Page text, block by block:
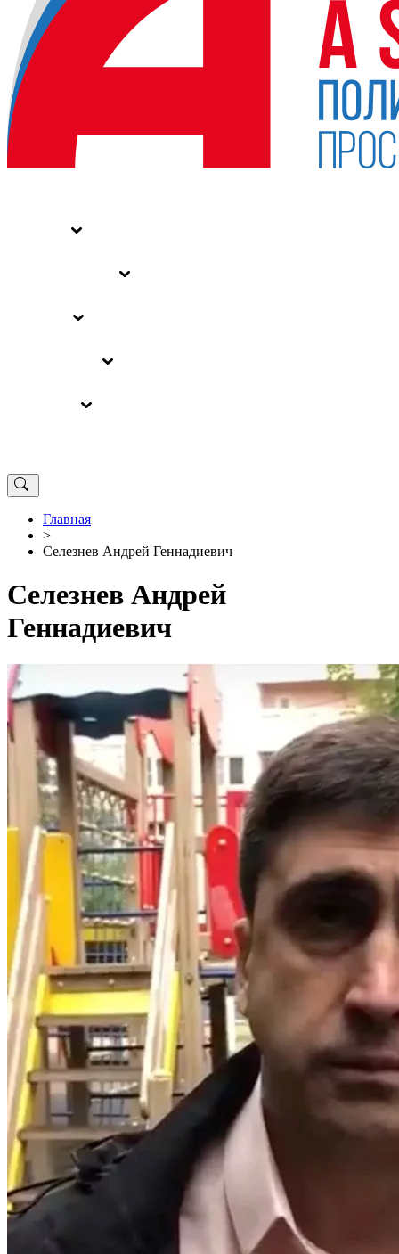
Главная
>
Селезнев Андрей Геннадиевич
Селезнев Андрей
Геннадиевич